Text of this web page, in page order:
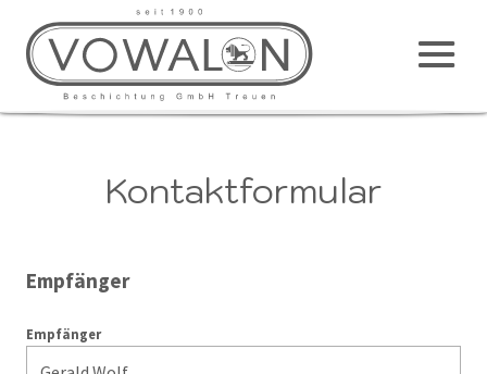
KontaktKontaktformular
Empfänger
Empfänger